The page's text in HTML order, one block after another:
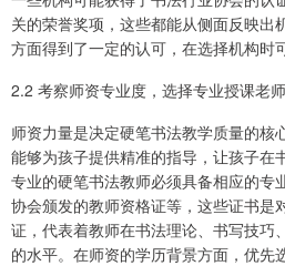
关的荣誉奖项，这些都能从侧面反映出
方面得到了一定的认可，在选择机构时
2.2 考察师资专业度，选择专业授课老师
师资力量是决定硬笔书法教学质量的核
能够为孩子提供精准的指导，让孩子在
专业的硬笔书法教师必须具备相应的专
协会颁发的教师资格证等，这些证书是
证，代表着教师在书法理论、书写技巧
的水平。在师资的学历背景方面，优先